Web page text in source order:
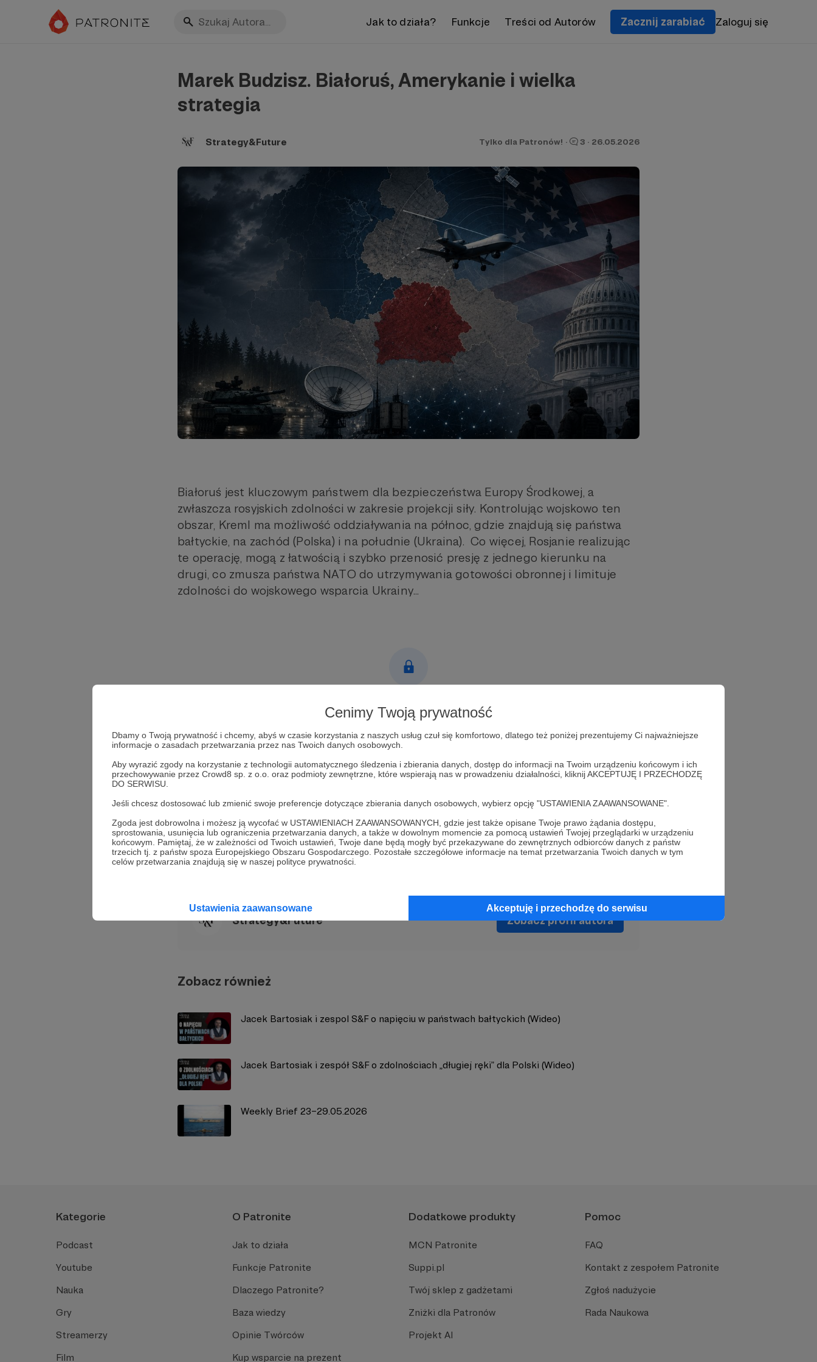
Cenimy Twoją prywatność
Dbamy o Twoją prywatność i chcemy, abyś w czasie korzystania z naszych usług czuł się komfortowo, dlatego też poniżej prezentujemy Ci najważniejsze
informacje o zasadach przetwarzania przez nas Twoich danych osobowych.
Aby wyrazić zgody na korzystanie z technologii automatycznego śledzenia i zbierania danych, dostęp do informacji na Twoim urządzeniu końcowym i ich
przechowywanie przez Crowd8 sp. z o.o. oraz podmioty zewnętrzne, które wspierają nas w prowadzeniu działalności, kliknij AKCEPTUJĘ I PRZECHODZĘ
DO SERWISU.
Jeśli chcesz dostosować lub zmienić swoje preferencje dotyczące zbierania danych osobowych, wybierz opcję "USTAWIENIA ZAAWANSOWANE".
Zgoda jest dobrowolna i możesz ją wycofać w USTAWIENIACH ZAAWANSOWANYCH, gdzie jest także opisane Twoje prawo żądania dostępu,
sprostowania, usunięcia lub ograniczenia przetwarzania danych, a także w dowolnym momencie za pomocą ustawień Twojej przeglądarki w urządzeniu
końcowym. Pamiętaj, że w zależności od Twoich ustawień, Twoje dane będą mogły być przekazywane do zewnętrznych odbiorców danych z państw
trzecich tj. z państw spoza Europejskiego Obszaru Gospodarczego. Pozostałe szczegółowe informacje na temat przetwarzania Twoich danych w tym
celów przetwarzania znajdują się w naszej polityce prywatności.
Ustawienia zaawansowane Akceptuję i przechodzę do serwisu
Jak to działa? Funkcje Treści od Autorów Zacznij zarabiać Zaloguj się
Marek Budzisz. Białoruś, Amerykanie i wielka
strategia
Strategy&Future Tylko dla Patronów! · 3 · 26.05.2026
Białoruś jest kluczowym państwem dla bezpieczeństwa Europy Środkowej, a
zwłaszcza rosyjskich zdolności w zakresie projekcji siły. Kontrolując wojskowo ten
obszar, Kreml ma możliwość oddziaływania na północ, gdzie znajdują się państwa
bałtyckie, na zachód (Polska) i na południe (Ukraina). Co więcej, Rosjanie realizując
te operację, mogą z łatwością i szybko przenosić presję z jednego kierunku na
drugi, co zmusza państwa NATO do utrzymywania gotowości obronnej i limituje
zdolności do wojskowego wsparcia Ukrainy...
Post dostępny tylko dla Patronów
Zostań Patronem
Marek Budzisz S&F Hero Białoruś Rosja Ukraina USA Wielka strategia
Udostępnij
Strategy&Future Zobacz profil autora
Zobacz również
Jacek Bartosiak i zespol S&F o napięciu w państwach bałtyckich (Wideo)
Jacek Bartosiak i zespół S&F o zdolnościach „długiej ręki” dla Polski (Wideo)
Weekly Brief 23–29.05.2026
Kategorie
Podcast
Youtube
Nauka
Gry
Streamerzy
Film
O Patronite
Jak to działa
Funkcje Patronite
Dlaczego Patronite?
Baza wiedzy
Opinie Twórców
Kup wsparcie na prezent
Dodatkowe produkty
MCN Patronite
Suppi.pl
Twój sklep z gadżetami
Zniżki dla Patronów
Projekt AI
Pomoc
FAQ
Kontakt z zespołem Patronite
Zgłoś nadużycie
Rada Naukowa